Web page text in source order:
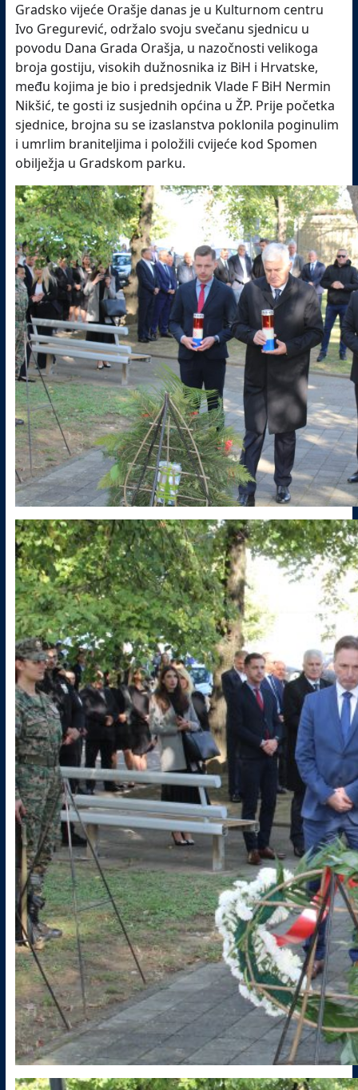
Gradsko vijeće Orašje danas je u Kulturnom centru
Ivo Gregurević, održalo svoju svečanu sjednicu u
povodu Dana Grada Orašja, u nazočnosti velikoga
broja gostiju, visokih dužnosnika iz BiH i Hrvatske,
među kojima je bio i predsjednik Vlade F BiH Nermin
Nikšić, te gosti iz susjednih općina u ŽP. Prije početka
sjednice, brojna su se izaslanstva poklonila poginulim
i umrlim braniteljima i položili cvijeće kod Spomen
obilježja u Gradskom parku.